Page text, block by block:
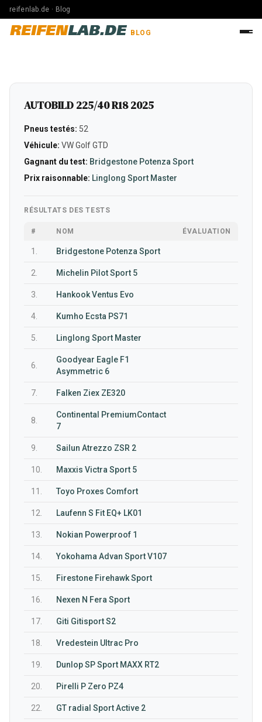
reifenlab.de · Blog
REIFENLAB.DE BLOG
AUTOBILD 225/40 R18 2025
Pneus testés: 52
Véhicule: VW Golf GTD
Gagnant du test: Bridgestone Potenza Sport
Prix raisonnable: Linglong Sport Master
RÉSULTATS DES TESTS
# NOM ÉVALUATION
1. Bridgestone Potenza Sport
2. Michelin Pilot Sport 5
3. Hankook Ventus Evo
4. Kumho Ecsta PS71
5. Linglong Sport Master
6.
Goodyear Eagle F1
Asymmetric 6
7. Falken Ziex ZE320
8.
Continental PremiumContact
7
9. Sailun Atrezzo ZSR 2
10. Maxxis Victra Sport 5
11. Toyo Proxes Comfort
12. Laufenn S Fit EQ+ LK01
13. Nokian Powerproof 1
14. Yokohama Advan Sport V107
15. Firestone Firehawk Sport
16. Nexen N Fera Sport
17. Giti Gitisport S2
18. Vredestein Ultrac Pro
19. Dunlop SP Sport MAXX RT2
20. Pirelli P Zero PZ4
22. GT radial Sport Active 2